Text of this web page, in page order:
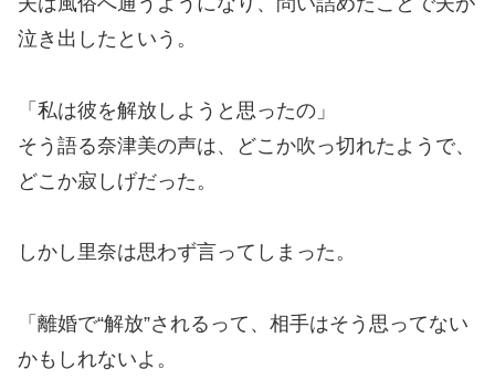
泣き出したという。
「私は彼を解放しようと思ったの」
そう語る奈津美の声は、どこか吹っ切れたようで、
どこか寂しげだった。
しかし里奈は思わず言ってしまった。
「離婚で“解放”されるって、相手はそう思ってない
かもしれないよ。